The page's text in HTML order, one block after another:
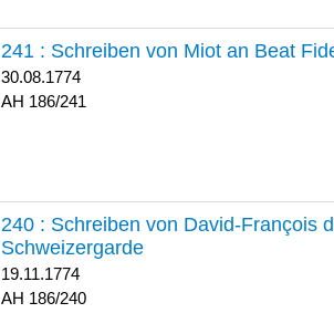
241 : Schreiben von Miot an Beat
30.08.1774
186/241
240 : Schreiben von David-François
Schweizergarde
19.11.1774
186/240